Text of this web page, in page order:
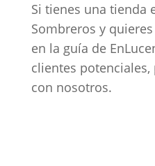
Si tienes una tienda
Sombreros y
en la guía de
clientes
con nosotros.